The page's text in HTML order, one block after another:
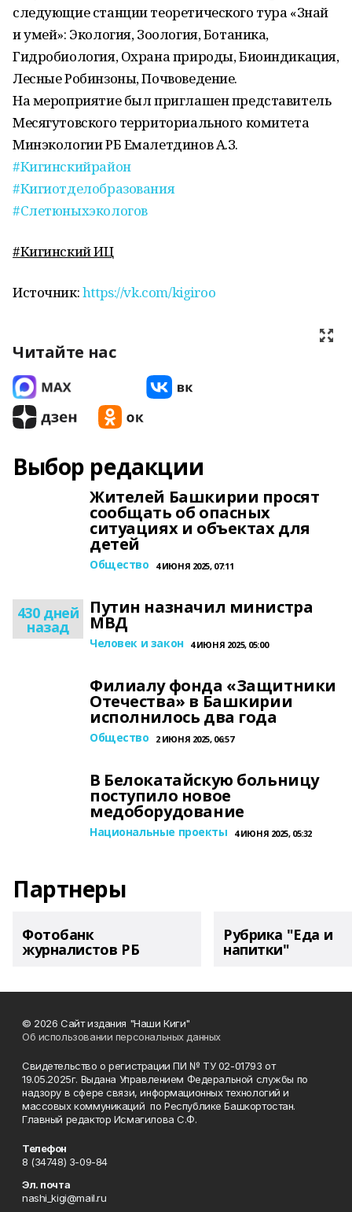
следующие станции теоретического тура «Знай
и умей»: Экология, Зоология, Ботаника,
Гидробиология, Охрана природы, Биоиндикация,
Лесные Робинзоны, Почвоведение.
На мероприятие был приглашен представитель
Месягутовского территориального комитета
Минэкологии РБ Емалетдинов А.З.
#Кигинскийрайон
#Кигиотделобразования
#Слетюныхэкологов
#Кигинский ИЦ
Источник:https://vk.com/kigiroo
Читайте нас
Выбор редакции
Жителей Башкирии просят
сообщать об опасных
ситуациях и объектах для
детей
Общество 4 ИЮНЯ 2025, 07:11
430 дней
назад
Путин назначил министра
МВД
Человек и закон 4 ИЮНЯ 2025, 05:00
Филиалу фонда «Защитники
Отечества» в Башкирии
исполнилось два года
Общество 2 ИЮНЯ 2025, 06:57
В Белокатайскую больницу
поступило новое
медоборудование
Национальные проекты 4 ИЮНЯ 2025, 05:32
Партнеры
Фотобанк
журналистов РБ
Рубрика "Еда и
напитки"
© 2026 Сайт издания "Наши Киги"
Об использовании персональных данных
Свидетельство о регистрации ПИ № ТУ 02-01793 от
19.05.2025г. Выдана Управлением Федеральной службы по
надзору в сфере связи, информационных технологий и
массовых коммуникаций по Республике Башкортостан.
Главный редактор Исмагилова С.Ф.
Телефон
8 (34748) 3-09-84
Эл. почта
nashi_kigi@mail.ru